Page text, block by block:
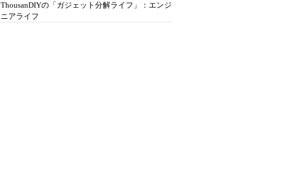
ThousanDIYの「ガジェット分解ライフ」：エンジ
ニアライフ